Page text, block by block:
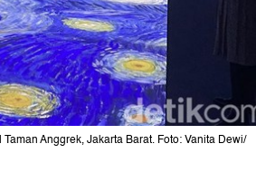
Anggrek, Jakarta Barat. Foto: Vanita Dewi/